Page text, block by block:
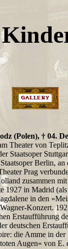
(Polen), † 04.
Theater von
Staatsoper
Berlin, an
Prag
zusammen
1927 in Madrid
in den
Konzert.
Erstaufführung
deutschen
die Amme in der
Augen« von